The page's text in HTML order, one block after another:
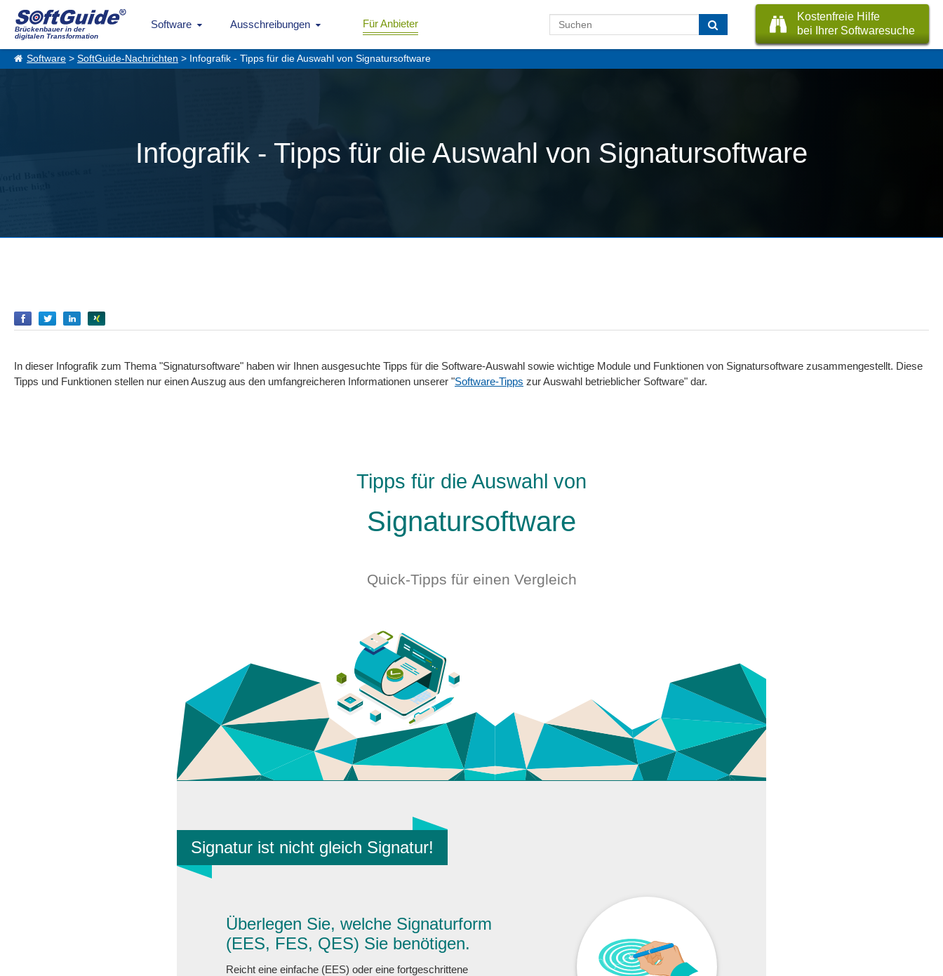
Brückenbauer in der
digitalen Transformation
Software Ausschreibungen Für Anbieter
Kostenfreie Hilfe
bei Ihrer Softwaresuche
Software > SoftGuide-Nachrichten > Infografik - Tipps für die Auswahl von Signatursoftware
Infografik - Tipps für die Auswahl von Signatursoftware
EmpfehlenEmpfehlenEmpfehlen
In dieser Infografik zum Thema "Signatursoftware" haben wir Ihnen ausgesuchte Tipps für die Software-Auswahl sowie wichtige Module und Funktionen von Signatursoftware zusammengestellt. Diese
Tipps und Funktionen stellen nur einen Auszug aus den umfangreicheren Informationen unserer "Software-Tipps zur Auswahl betrieblicher Software" dar.
Tipps für die Auswahl von
Signatursoftware
Quick-Tipps für einen Vergleich
Signatur ist nicht gleich Signatur!
Überlegen Sie, welche Signaturform
(EES, FES, QES) Sie benötigen.
Reicht eine einfache (EES) oder eine fortgeschrittene